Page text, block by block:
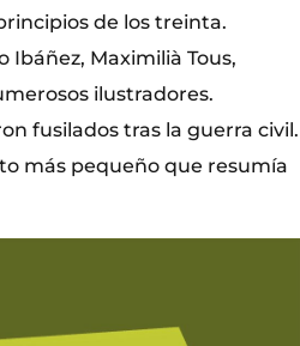
de los treinta.
Ibáñez, Maximilià Tous,
ilustradores.
fusilados tras la guerra civil.
más pequeño que resumía